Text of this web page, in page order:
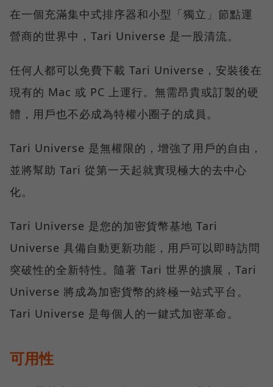
在一個充滿集中式排序器和小型「獨立」節點運
營商的世界中，Tari Universe 是一股清流。
任何人都可以免費下載 Tari Universe，安裝後在
現有的 Mac 或 PC 上運行。無需昂貴或訂製的硬
體，用戶也不必成為特權小圈子的成員。
Tari Universe 是無權限的，增強了用戶的自由，
並將幫助 Tari 從第一天起就實現極大的去中心
化。
Tari Universe 是您的加密貨幣基地 Tari
Universe 具備自動更新功能，用戶可以即時訪問
突破性的全新特性。隨著 Tari 世界的擴展，Tari
Universe 將成為加密貨幣的終極一站式平台。
Tari Universe 是每個人的一鍵式加密革命。
可用性